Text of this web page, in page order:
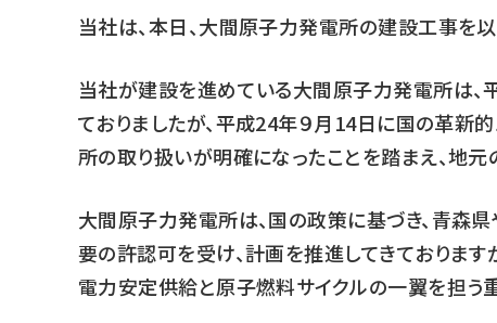
当社は、本日、大間原子力発電所の建設工事を以
当社が建設を進めている大間原子力発電所は
ておりましたが、平成24年９月14日に国の革新
所の取り扱いが明確になったことを踏まえ、地
大間原子力発電所は、国の政策に基づき、青森
要の許認可を受け、計画を推進してきておりま
電力安定供給と原子燃料サイクルの一翼を担う